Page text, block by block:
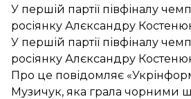
У першій партії півфіналу
росіянку Алєксандру
У першій партії півфіналу
росіянку Алєксандру
Про це повідомляє
Музичук, яка грала чорними